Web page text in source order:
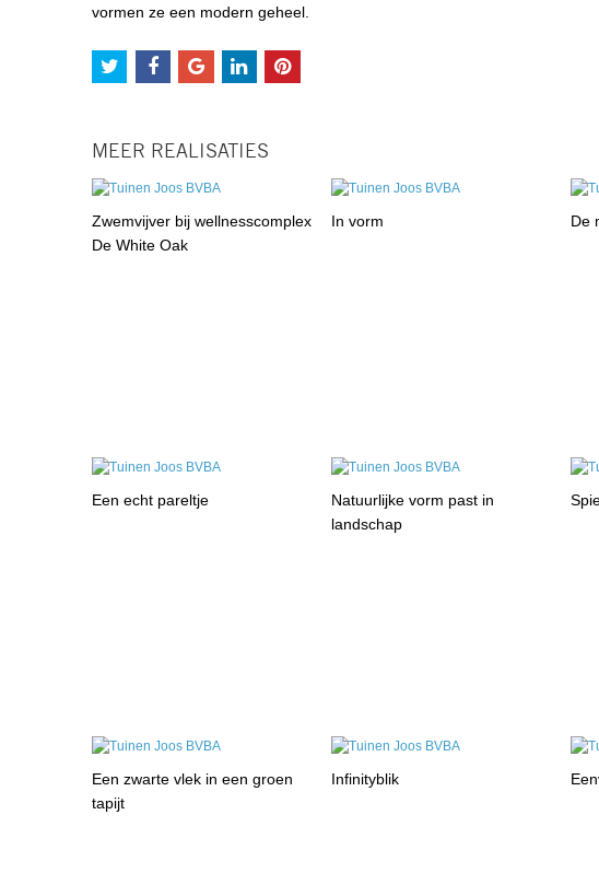
vormen ze een modern geheel.
MEER REALISATIES
Zwemvijver bij wellnesscomplex
De White Oak
In vorm De
Een echt pareltje
Natuurlijke vorm past in
landschap
Een zwarte vlek in een groen
tapijt
Infinityblik